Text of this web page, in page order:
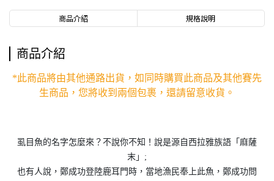
商品介紹 規格說明
商品介紹
*此商品將由其他通路出貨，如同時購買此商品及其他賽先
生商品，您將收到兩個包裹，還請留意收貨。
虱目魚的名字怎麼來？不說你不知！說是源自西拉雅族語「麻薩
末」;
也有人說，鄭成功登陸鹿耳門時，當地漁民奉上此魚，鄭成功問